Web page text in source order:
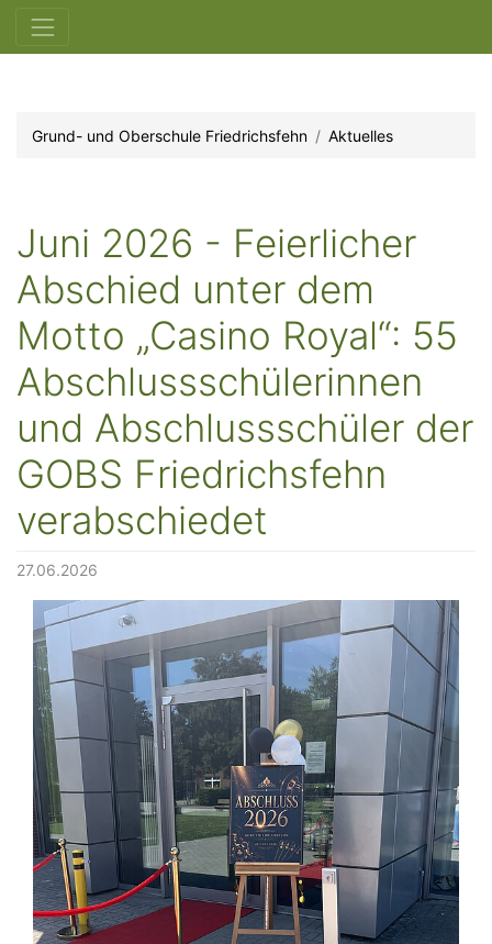
Grund- und Oberschule Friedrichsfehn Aktuelles
Juni 2026 - Feierlicher
Abschied unter dem
Motto „Casino Royal“: 55
Abschlussschülerinnen
und Abschlussschüler der
GOBS Friedrichsfehn
verabschiedet
27.06.2026